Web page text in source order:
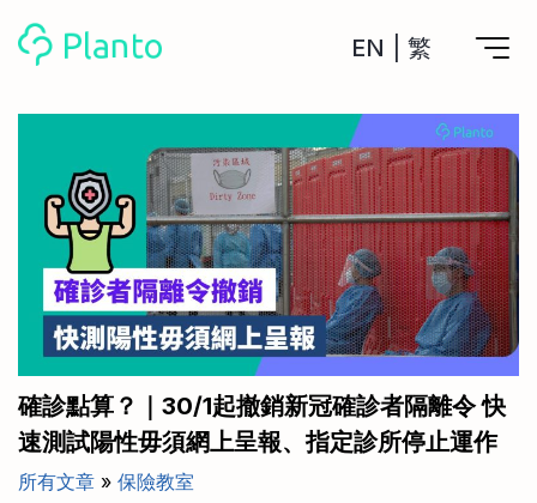
EN 繁
計劃買樓
計劃買樓第一步
全功能記賬
管理及分析所有戶口
管理MPF戶口
一次過管理所有強積金戶口
申請清卡數/私人貸款
CreFIT x Planto推廣優惠
工具
私人貸款
年利率/APR/年息比較
投資戶口 (美股)
比較最抵美股投資戶口
投資戶口 (港股)
比較最抵港股投資戶口
投資加密貨幣
比較最抵Crypto交易所
月供股票計劃
關於我們
Academy
Marketplace
確診點算？｜30/1起撤銷新冠確診者隔離令 快
速測試陽性毋須網上呈報、指定診所停止運作
所有文章 » 保險教室